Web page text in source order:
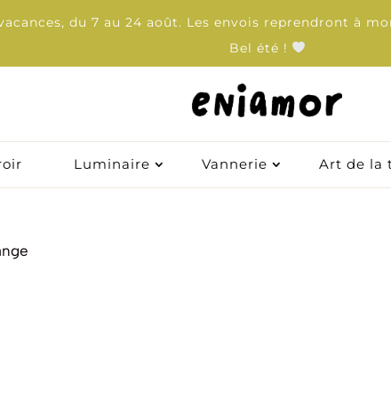
du 7 au 24 août. Les envois reprendront à
Bel été !
Luminaire Vannerie Art de la
Luminaire Vannerie Art de la